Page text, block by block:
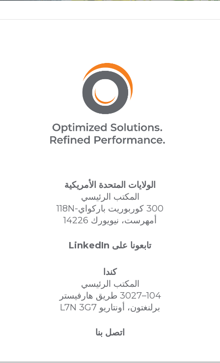
الولايات المتحدة الأمريكية
المكتب الرئيسي
300 كوربوريت باركواي-118N
أمهرست، نيويورك 14226
تابعونا على LinkedIn
كندا
المكتب الرئيسي
104–3027 طريق هارفيستر
برلنغتون، أونتاريو L7N 3G7
اتصل بنا